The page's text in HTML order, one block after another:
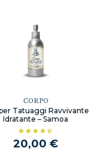
CORPO
Tatuaggi Ravvivante
Idratante – Samoa
20,00 €